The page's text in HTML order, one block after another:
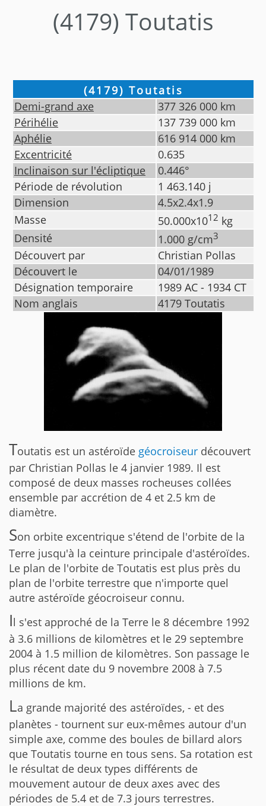
(4179) Toutatis
(4179) Toutatis
Demi-grand axe
377 326 000 km
Périhélie
137 739 000 km
Aphélie
616 914 000 km
Excentricité
0.635
Inclinaison sur l'écliptique
0.446°
Période de révolution
1 463.140 j
Dimension
4.5x2.4x1.9
Masse
50.000x1012 kg
Densité
1.000 g/cm3
Découvert par
Christian Pollas
Découvert le
04/01/1989
Désignation temporaire
1989 AC - 1934 CT
Nom anglais
4179 Toutatis
Toutatis est un astéroïde géocroiseur découvert
par Christian Pollas le 4 janvier 1989. Il est
composé de deux masses rocheuses collées
ensemble par accrétion de 4 et 2.5 km de
diamètre.
Son orbite excentrique s'étend de l'orbite de la
Terre jusqu'à la ceinture principale d'astéroïdes.
Le plan de l'orbite de Toutatis est plus près du
plan de l'orbite terrestre que n'importe quel
autre astéroïde géocroiseur connu.
Il s'est approché de la Terre le 8 décembre 1992
à 3.6 millions de kilomètres et le 29 septembre
2004 à 1.5 million de kilomètres. Son passage le
plus récent date du 9 novembre 2008 à 7.5
millions de km.
La grande majorité des astéroïdes, - et des
planètes - tournent sur eux-mêmes autour d'un
simple axe, comme des boules de billard alors
que Toutatis tourne en tous sens. Sa rotation est
le résultat de deux types différents de
mouvement autour de deux axes avec des
périodes de 5.4 et de 7.3 jours terrestres.